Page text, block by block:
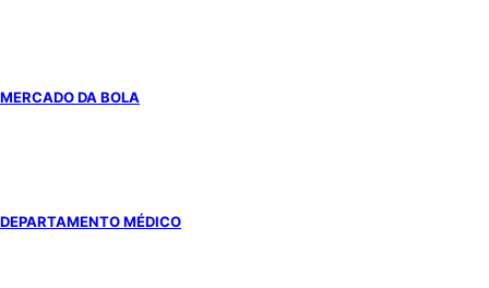
MERCADO DA BOLA
DEPARTAMENTO MÉDICO